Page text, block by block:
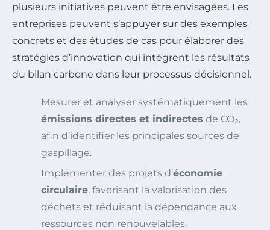
plusieurs initiatives peuvent être envisagées. Les
entreprises peuvent s’appuyer sur des exemples
concrets et des études de cas pour élaborer des
stratégies d’innovation qui intègrent les résultats
du bilan carbone dans leur processus décisionnel.
Mesurer et analyser systématiquement les
émissions directes et indirectes de CO₂,
afin d’identifier les principales sources de
gaspillage.
Implémenter des projets d’économie
circulaire, favorisant la valorisation des
déchets et réduisant la dépendance aux
ressources non renouvelables.